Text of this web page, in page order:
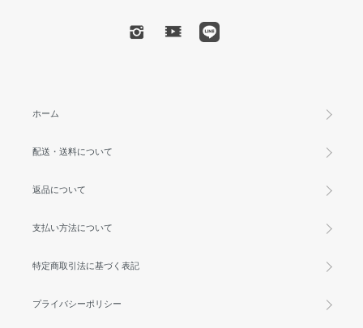
ホーム
配送・送料について
返品について
支払い方法について
特定商取引法に基づく表記
プライバシーポリシー